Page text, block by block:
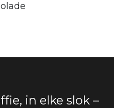
in elke slok